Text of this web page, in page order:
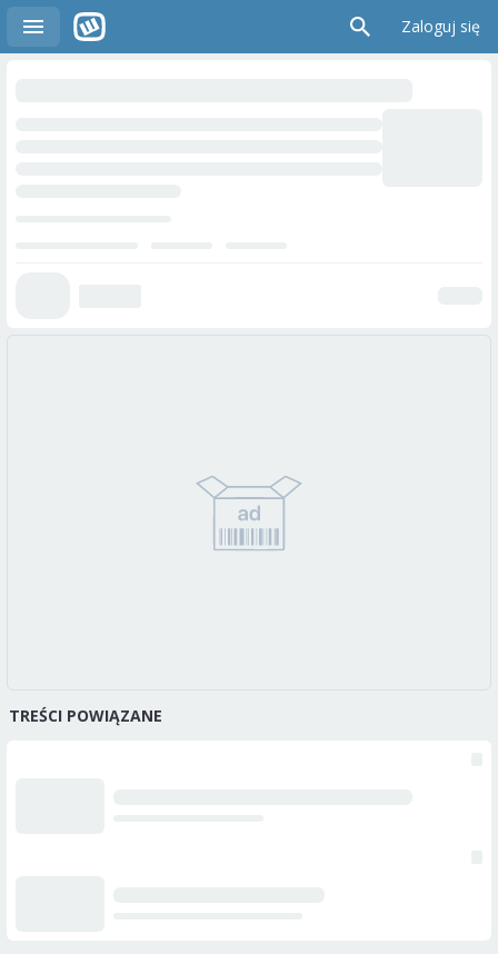
Zaloguj się
TREŚCI POWIĄZANE